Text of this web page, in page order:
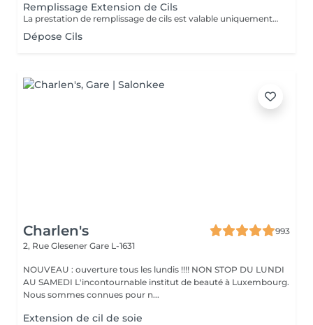
Remplissage Extension de Cils
La prestation de remplissage de cils est valable uniquement pour les clients ayant réalisé leur première pose chez LuxStudio. Si vous avez fait votre première pose dans un autre salon, vous devrez réserver une pose complète de cils afin de bénéficier de notre garantie, même pour les cils que vous avez déjà.
Dépose Cils
Charlen's
993
2, Rue Glesener Gare L-1631
NOUVEAU : ouverture tous les lundis !!!! NON STOP DU LUNDI
AU SAMEDI L'incontournable institut de beauté à Luxembourg.
Nous sommes connues pour n...
Extension de cil de soie